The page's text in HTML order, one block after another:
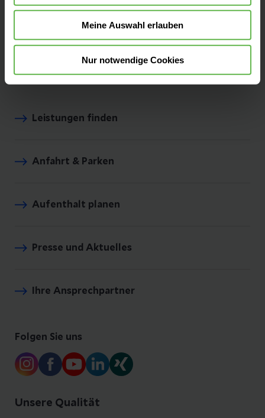
Meine Auswahl erlauben
Nur notwendige Cookies
Anfahrt auf Google Maps
Tel:0203 546 0
Leistungen finden
Anfahrt & Parken
Aufenthalt planen
Presse und Aktuelles
Ihre Ansprechpartner
Folgen Sie uns
Unsere Qualität